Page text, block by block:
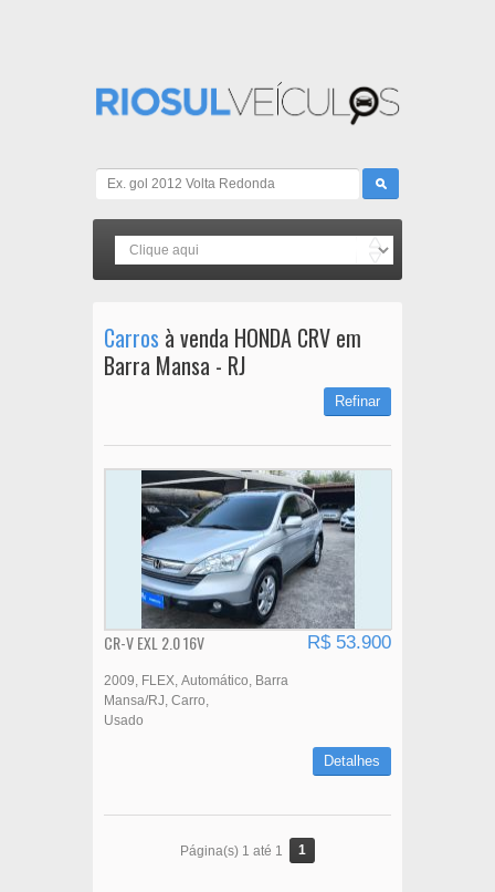
Carros à venda HONDA CRV em
Barra Mansa - RJ
Refinar
CR-V EXL 2.0 16V R$ 53.900
2009 FLEX Automático
Barra
Mansa/RJ Carro
Usado
Detalhes
Página(s) 1 até 1 1